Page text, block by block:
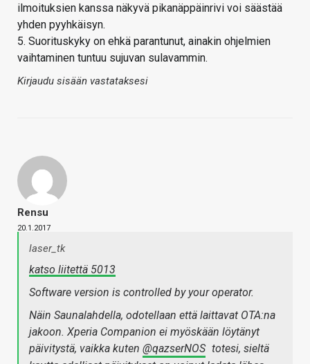
ilmoituksien kanssa näkyvä pikanäppäinrivi voi säästää
yhden pyyhkäisyn.
5. Suorituskyky on ehkä parantunut, ainakin ohjelmien
vaihtaminen tuntuu sujuvan sulavammin.
Kirjaudu sisään vastataksesi
Rensu
20.1.2017
laser_tk
katso liitettä 5013
Software version is controlled by your operator.
Näin Saunalahdella, odotellaan että laittavat OTA:na
jakoon. Xperia Companion ei myöskään löytänyt
päivitystä, vaikka kuten @qazserNOS totesi, sieltä